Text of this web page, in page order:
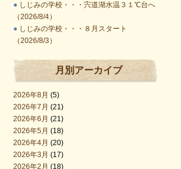
● しじみの学校・・・宍道湖水温３１℃台へ
（2026/8/4）
● しじみの学校・・・８月スタート
（2026/8/3）
月別アーカイブ
2026年8月 (5)
2026年7月 (21)
2026年6月 (21)
2026年5月 (18)
2026年4月 (20)
2026年3月 (17)
2026年2月 (18)